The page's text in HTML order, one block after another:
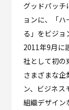
グッドパッチ
ョンに、「
る」をビジョ
2011年9月に
社として初の
さまざまな
ン、ビジネス
組織デザイン